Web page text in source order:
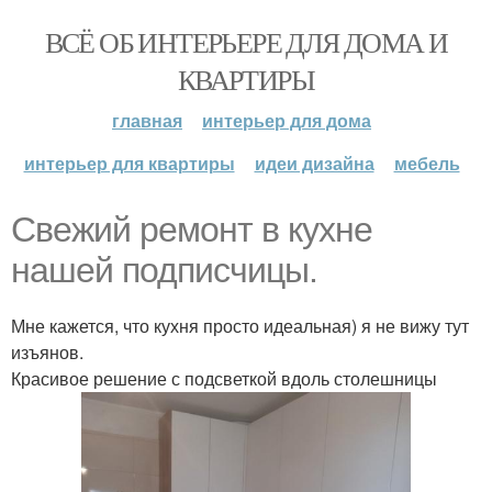
ВСЁ ОБ ИНТЕРЬЕРЕ ДЛЯ ДОМА И
КВАРТИРЫ
главная
интерьер для дома
интерьер для квартиры
идеи дизайна мебель
Свежий ремонт в кухне
нашей подписчицы.
Мне кажется, что кухня просто идеальная) я не вижу тут
изъянов.
Красивое решение с подсветкой вдоль столешницы